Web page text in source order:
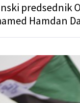
predsednik
Hamdan